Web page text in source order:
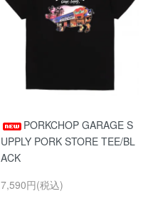
PORKCHOP GARAGE S
UPPLY PORK STORE TEE/BL
ACK
7,590円(税込)